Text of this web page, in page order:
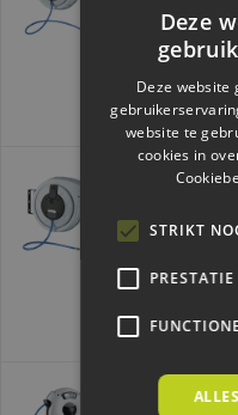
€189,00
Direct
Mavel
€294,99
Direct
Mavel
Deze
Deze website
website te
cookies in
STRIKT
PRESTATIE